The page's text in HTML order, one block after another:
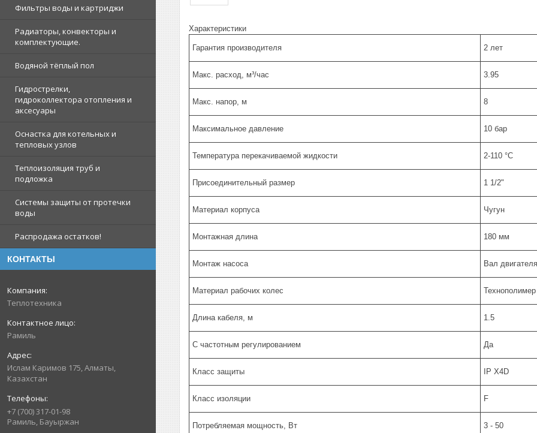
Фильтры воды и картриджи
Радиаторы, конвекторы и
комплектующие.
Водяной тёплый пол
Гидрострелки,
гидроколлектора отопления и
аксесуары
Оснастка для котельных и
тепловых узлов
Теплоизоляция труб и
подложка
Системы защиты от протечки
воды
Распродажа остатков!
КОНТАКТЫ
Теплотехника
Рамиль
Ислам Каримов 175, Алматы,
Казахстан
+7 (700) 317-01-98
Рамиль, Бауыржан
Характеристики
Гарантия производителя 2 лет
Макс. расход, м³/час 3.95
Макс. напор, м 8
Максимальное давление 10 бар
Температура перекачиваемой жидкости 2-110 °C
Присоединительный размер 1 1/2"
Материал корпуса Чугун
Монтажная длина 180 мм
Монтаж насоса Вал
Материал рабочих колес Технополимер
Длина кабеля, м 1.5
С частотным регулированием Да
Класс защиты IP X4D
Класс изоляции F
Потребляемая мощность, Вт 3 - 50